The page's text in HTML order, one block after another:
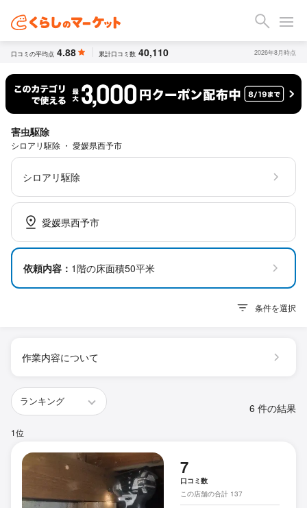
口コミの平均点 4.88 累計口コミ数 40,110 2026年8月時点
害虫駆除
シロアリ駆除 ・ 愛媛県西予市
シロアリ駆除
愛媛県西予市
依頼内容： 1階の床面積50平米
条件を選択
作業内容について
6 件の結果
1位
7
口コミ数
この店舗の合計 137